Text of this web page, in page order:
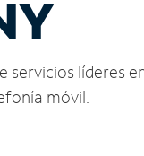
servicios líderes
móvil.